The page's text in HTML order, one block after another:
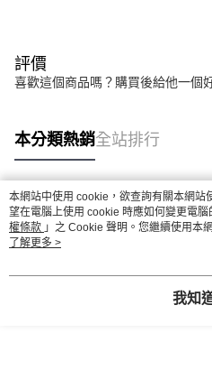
評價
喜歡這個商品嗎？購買後給他一個
本分類熱銷全站排行
熱門標籤
本網站中使用 cookie，欲查詢有關本網站
望在電腦上使用 cookie 時應如何變更電
權條款 」之 Cookie 聲明。您繼續使用本
用條款之 Cookie 聲明使用 cookie。
了解更多 >
我知